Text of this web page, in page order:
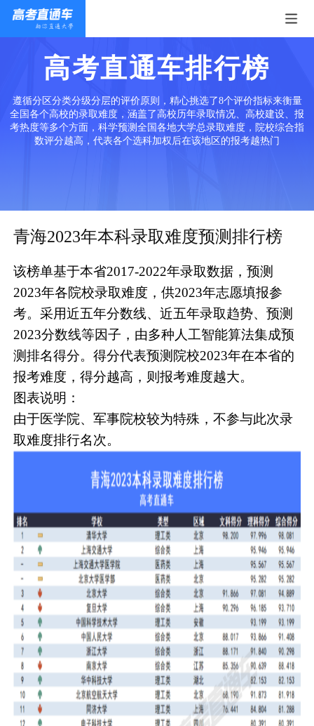
高考直通车排行榜
遵循分区分类分级分层的评价原则，精心挑选了8个评价指标来衡量
全国各个高校的录取难度，涵盖了高校历年录取情况、高校建设、报
考热度等多个方面，科学预测全国各地大学总录取难度，院校综合指
数评分越高，代表各个选科加权后在该地区的报考越热门
青海2023年本科录取难度预测排行榜
该榜单基于本省2017-2022年录取数据，预测
2023年各院校录取难度，供2023年志愿填报参
考。采用近五年分数线、近五年录取趋势、预测
2023分数线等因子，由多种人工智能算法集成预
测排名得分。得分代表预测院校2023年在本省的
报考难度，得分越高，则报考难度越大。
图表说明：
由于医学院、军事院校较为特殊，不参与此次录
取难度排行名次。